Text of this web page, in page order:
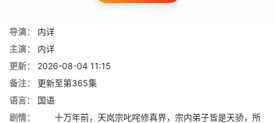
导演：
内详
主演：
内详
更新：
2026-08-04 11:15
备注：
更新至第365集
语言：
国语
剧情：
十万年前，天岚宗叱咤修真界，宗内弟子皆是天骄，所